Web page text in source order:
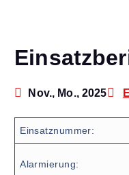
Nov., Mo., 2025
Einsatznummer:
Alarmierung: